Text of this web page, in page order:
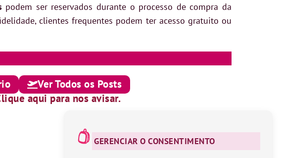
podem ser reservados durante o processo de compra da
clientes frequentes podem ter acesso gratuito ou
Ver Todos os Posts
aqui para nos avisar.
GERENCIAR O CONSENTIMENTO